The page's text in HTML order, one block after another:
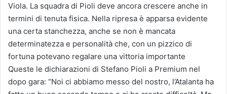
Viola. La squadra di Pioli deve ancora crescere anche in
termini di tenuta fisica. Nella ripresa è apparsa evidente
una certa stanchezza, anche se non è mancata
determinatezza e personalità che, con un pizzico di
fortuna potevano regalare una vittoria importante
Queste le dichiarazioni di Stefano Pioli a Premium nel
dopo gara: “Noi ci abbiamo messo del nostro, l’Atalanta ha